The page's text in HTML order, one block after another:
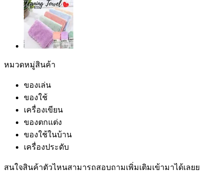
หมวดหมู่สินค้า
ของเล่น
ของใช้
เครื่องเขียน
ของตกแต่ง
ของใช้ในบ้าน
เครื่องประดับ
สนใจสินค้าตัวไหนสามารถสอบถามเพิ่มเติมเข้ามาได้เลยย